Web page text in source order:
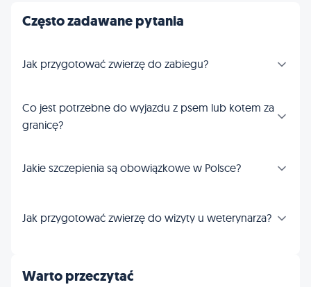
Często zadawane pytania
Jak przygotować zwierzę do zabiegu?
Co jest potrzebne do wyjazdu z psem lub kotem za
granicę?
Jakie szczepienia są obowiązkowe w Polsce?
Jak przygotować zwierzę do wizyty u weterynarza?
Warto przeczytać